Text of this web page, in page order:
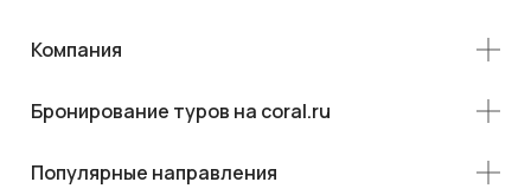
Компания
Бронирование туров на coral.ru
Популярные направления